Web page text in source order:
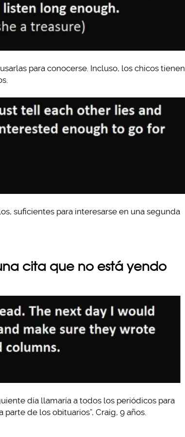
para conocerse. Incluso, los chicos tienen
suficientes para interesarse en una segunda
cita que no está yendo
día llamaría a todos los periódicos para
de los obituarios”, Craig, 9 años.